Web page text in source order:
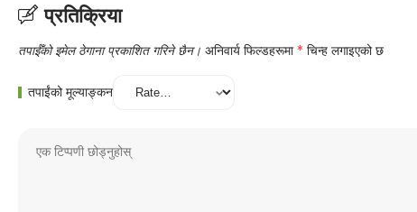
प्रतिक्रिया
तपाईँको इमेल ठेगाना प्रकाशित गरिने छैन। अनिवार्य फिल्डहरूमा* चिन्ह लगाइएको छ
तपाईंको मूल्याङ्कन